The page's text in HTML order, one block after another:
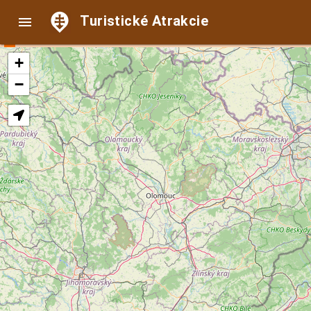
 Turistické Atrakcie
+
−